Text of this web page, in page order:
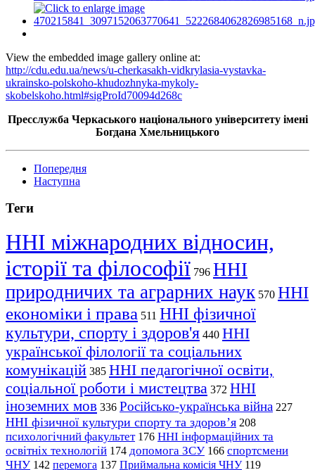
View the embedded image gallery online at:
http://cdu.edu.ua/news/u-cherkasakh-vidkrylasia-vystavka-
ukrainsko-polskoho-khudozhnyka-mykoly-
skobelskoho.html#sigProId70094d268c
Пресслужба Черкаського національного університету імені
Богдана Хмельницького
Попередня
Наступна
Теги
ННІ міжнародних відносин,
історії та філософії 796 ННІ
природничих та аграрних наук 570 ННІ
економіки і права 511 ННІ фізичної
культури, спорту і здоров'я 440 ННІ
української філології та соціальних
комунікацій 385 ННІ педагогічної освіти,
соціальної роботи і мистецтва 372 ННІ
іноземних мов 336 Російсько-українська війна 227
ННІ фізичної культури спорту та здоров’я 208
психологічний факультет 176 ННІ інформаційних та
освітніх технологій 174 допомога ЗСУ 166 спортсмени
ЧНУ 142 перемога 137 Приймальна комісія ЧНУ 119